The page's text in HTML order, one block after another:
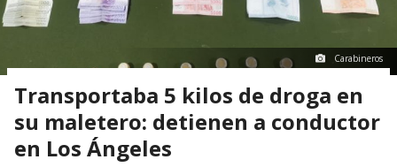
Carabineros
Transportaba 5 kilos de droga en
su maletero: detienen a conductor
en Los Ángeles